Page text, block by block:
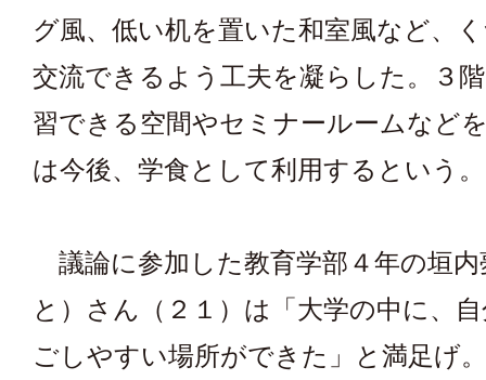
グ風、低い机を置いた和室風など、
交流できるよう工夫を凝らした。３
習できる空間やセミナールームなど
は今後、学食として利用するという。
議論に参加した教育学部４年の垣内
と）さん（２１）は「大学の中に、
ごしやすい場所ができた」と満足げ